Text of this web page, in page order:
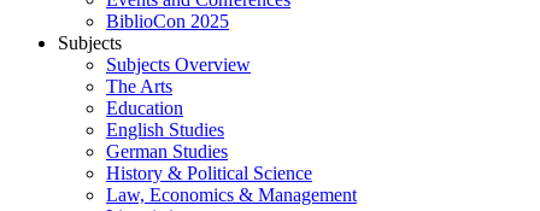
BiblioCon 2025
Subjects
Subjects Overview
The Arts
Education
English Studies
German Studies
History & Political Science
Law, Economics & Management